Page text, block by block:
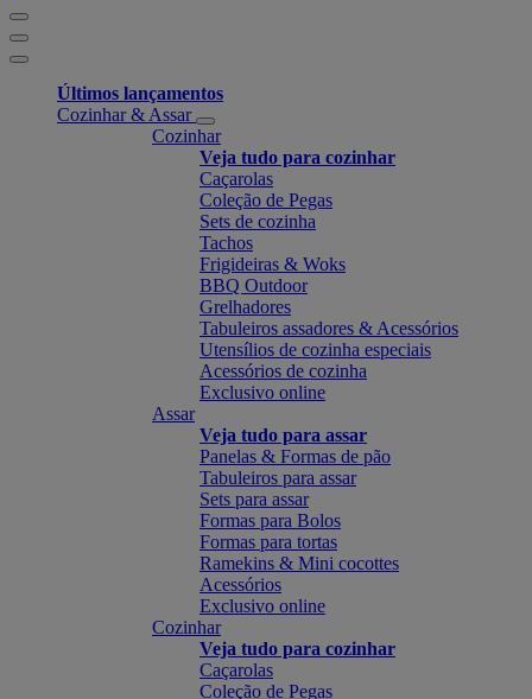
Últimos lançamentos
Cozinhar & Assar
Cozinhar
Veja tudo para cozinhar
Caçarolas
Coleção de Pegas
Sets de cozinha
Tachos
Frigideiras & Woks
BBQ Outdoor
Grelhadores
Tabuleiros assadores & Acessórios
Utensílios de cozinha especiais
Acessórios de cozinha
Exclusivo online
Assar
Veja tudo para assar
Panelas & Formas de pão
Tabuleiros para assar
Sets para assar
Formas para Bolos
Formas para tortas
Ramekins & Mini cocottes
Acessórios
Exclusivo online
Cozinhar
Veja tudo para cozinhar
Caçarolas
Coleção de Pegas